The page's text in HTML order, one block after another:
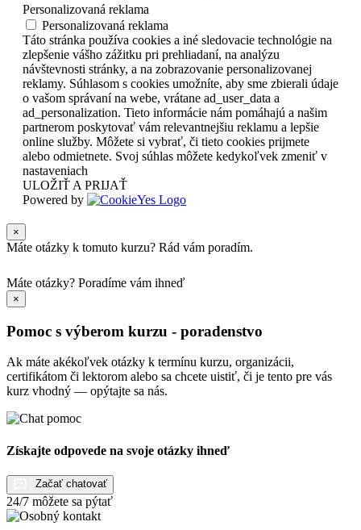
Personalizovaná reklama
Personalizovaná reklama
Táto stránka používa cookies a iné sledovacie technológie na
zlepšenie vášho zážitku pri prehliadaní, na analýzu
návštevnosti stránky, a na zobrazovanie personalizovanej
reklamy. Súhlasom s cookies umožníte, aby sme zbierali údaje
o vašom správaní na webe, vrátane ad_user_data a
ad_personalization. Tieto informácie nám pomáhajú a našim
partnerom poskytovať vám relevantnejšiu reklamu a lepšie
online služby. Môžete si vybrať, či tieto cookies prijmete
alebo odmietnete. Svoj súhlas môžete kedykoľvek zmeniť v
nastaveniach
ULOŽIŤ A PRIJAŤ
Powered by
×
Máte otázky k tomuto kurzu? Rád vám poradím.
Máte otázky? Poradíme vám ihneď
×
Pomoc s výberom kurzu - poradenstvo
Ak máte akékoľvek otázky k termínu kurzu, organizácii,
certifikátom či lektorom alebo sa chcete uistiť, či je tento pre vás
kurz vhodný — opýtajte sa nás.
Získajte odpovede na svoje otázky ihneď
Začať chatovať
24/7 môžete sa pýtať